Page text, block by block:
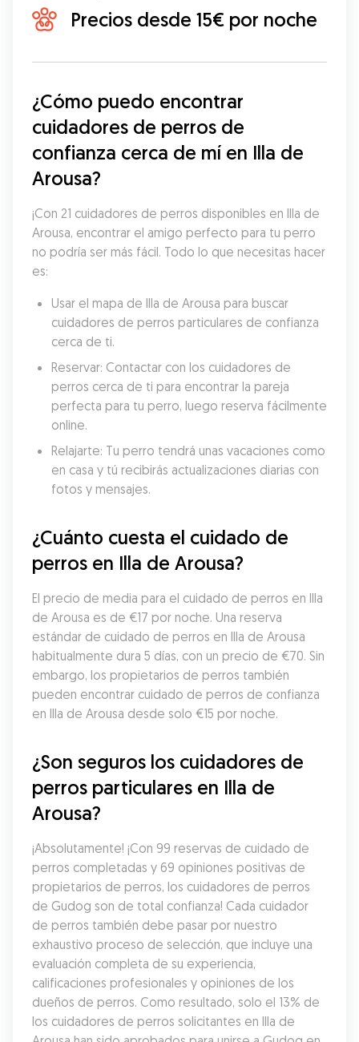
Precios desde 15€ por noche
¿Cómo puedo encontrar
cuidadores de perros de
confianza cerca de mí en Illa de
Arousa?
¡Con 21 cuidadores de perros disponibles en Illa de
Arousa, encontrar el amigo perfecto para tu perro
no podría ser más fácil. Todo lo que necesitas hacer
es:
Usar el mapa de Illa de Arousa para buscar
cuidadores de perros particulares de confianza
cerca de ti.
Reservar: Contactar con los cuidadores de
perros cerca de ti para encontrar la pareja
perfecta para tu perro, luego reserva fácilmente
online.
Relajarte: Tu perro tendrá unas vacaciones como
en casa y tú recibirás actualizaciones diarias con
fotos y mensajes.
¿Cuánto cuesta el cuidado de
perros en Illa de Arousa?
El precio de media para el cuidado de perros en Illa
de Arousa es de €17 por noche. Una reserva
estándar de cuidado de perros en Illa de Arousa
habitualmente dura 5 días, con un precio de €70. Sin
embargo, los propietarios de perros también
pueden encontrar cuidado de perros de confianza
en Illa de Arousa desde solo €15 por noche.
¿Son seguros los cuidadores de
perros particulares en Illa de
Arousa?
¡Absolutamente! ¡Con 99 reservas de cuidado de
perros completadas y 69 opiniones positivas de
propietarios de perros, los cuidadores de perros
de Gudog son de total confianza! Cada cuidador
de perros también debe pasar por nuestro
exhaustivo proceso de selección, que incluye una
evaluación completa de su experiencia,
calificaciones profesionales y opiniones de los
dueños de perros. Como resultado, solo el 13% de
los cuidadores de perros solicitantes en Illa de